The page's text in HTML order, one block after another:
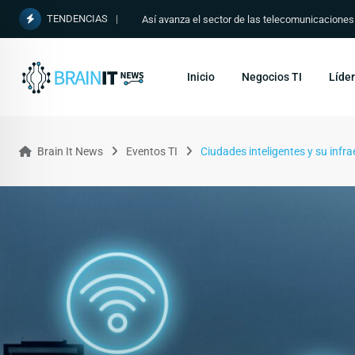
TENDENCIAS Colombia moderniza el pago de giros y
Inicio Negocios TI
Brain It News Eventos TI Ciudades inteligentes y su